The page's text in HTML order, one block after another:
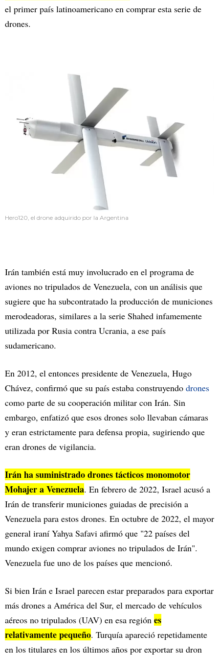
el primer país latinoamericano en comprar esta serie de
drones.
Hero120, el drone adquirido por la Argentina
Irán también está muy involucrado en el programa de
aviones no tripulados de Venezuela, con un análisis que
sugiere que ha subcontratado la producción de municiones
merodeadoras, similares a la serie Shahed infamemente
utilizada por Rusia contra Ucrania, a ese país
sudamericano.
En 2012, el entonces presidente de Venezuela, Hugo
Chávez, confirmó que su país estaba construyendo drones
como parte de su cooperación militar con Irán. Sin
embargo, enfatizó que esos drones solo llevaban cámaras
y eran estrictamente para defensa propia, sugiriendo que
eran drones de vigilancia.
Irán ha suministrado drones tácticos monomotor
Mohajer a Venezuela. En febrero de 2022, Israel acusó a
Irán de transferir municiones guiadas de precisión a
Venezuela para estos drones. En octubre de 2022, el mayor
general iraní Yahya Safavi afirmó que "22 países del
mundo exigen comprar aviones no tripulados de Irán".
Venezuela fue uno de los países que mencionó.
Si bien Irán e Israel parecen estar preparados para exportar
más drones a América del Sur, el mercado de vehículos
aéreos no tripulados (UAV) en esa región es
relativamente pequeño. Turquía apareció repetidamente
en los titulares en los últimos años por exportar su dron